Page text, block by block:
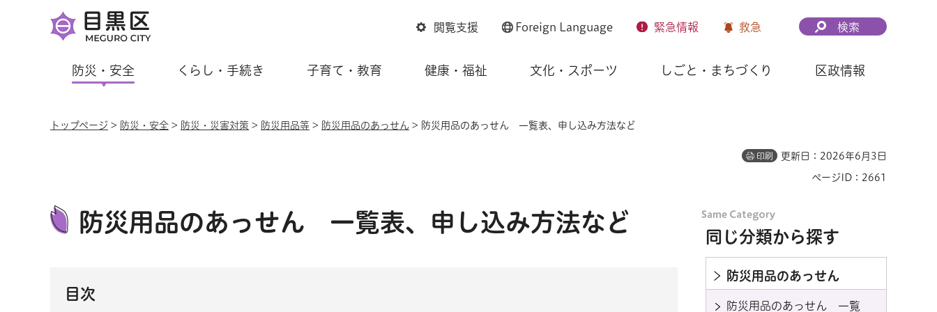
閲覧支援 Foreign Language 緊急情報 救急 検索
防災・安全 くらし・手続き 子育て・教育 健康・福祉 文化・スポーツ しごと・まちづくり 区政情報
トップページ > 防災・安全 > 防災・災害対策 > 防災用品等 > 防災用品のあっせん > 防災用品のあっせん 一覧表、申し込み方法など
印刷 更新日：2026年6月3日
ページID：2661
防災用品のあっせん 一覧表、申し込み方法など
目次
同じ分類から探す
防災用品のあっせん
防災用品のあっせん 一覧